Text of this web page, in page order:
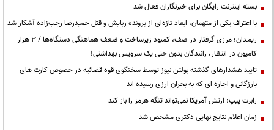
بسته اینترنت رایگان برای خبرنگاران فعال شد
با اعتراف یکی از متهمان، ابعاد تازه‌ای از پرونده ربایش و قتل حمیدرضا رجب‌زاده آشکار شد
ریمـدان؛ مرزی گرفتار در صف، کمبود زیرساخت و ضعف هماهنگی دستگاه‌ها / ۳ هزار
کامیون در انتظار، رانندگان بدون حتی یک سرویس بهداشتی!
تایید هشدارهای گذشته بولتن نیوز توسط سخنگوی قوه قضائیه در خصوص کارت های
بارزگانی و اجاره ای که به بحران ارزی رسیده اند
رابرت پیپ: ارتش آمریکا نمی‌تواند تنگه هرمز را باز کند
زمان اعلام نتایج نهایی دکتری مشخص شد